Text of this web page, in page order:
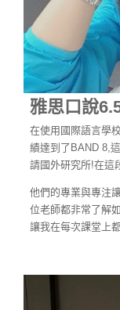
雅思口說
在使用國際語言學
績達到了BAND 8,
請國外研究所!在這
他們的專業與專注
位老師都非常了解
讓我在每次課堂上